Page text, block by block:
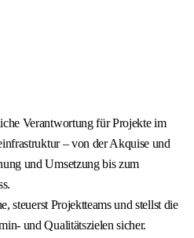
Verantwortung für Projekte im
– von der Akquise und
und Umsetzung bis zum
steuerst Projektteams und stellst die
und Qualitätszielen sicher.